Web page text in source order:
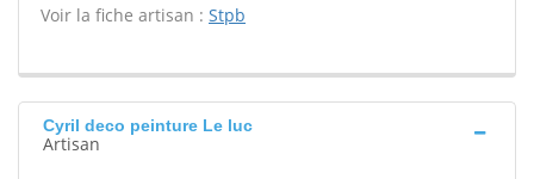
Voir la fiche artisan : Stpb
Cyril deco peinture Le luc
Artisan